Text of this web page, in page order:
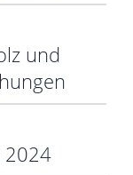
und
2024